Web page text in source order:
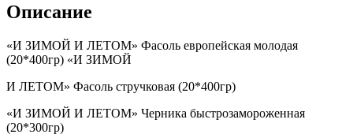
Описание
«И ЗИМОЙ И ЛЕТОМ» Фасоль европейская молодая
(20*400гр) «И ЗИМОЙ
И ЛЕТОМ» Фасоль стручковая (20*400гр)
«И ЗИМОЙ И ЛЕТОМ» Черника быстрозамороженная
(20*300гр)